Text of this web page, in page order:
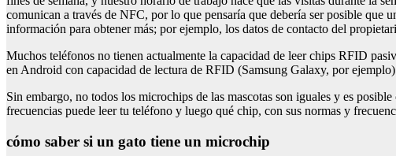
comunican a través de NFC, por lo que pensaría que debería ser posible que
información para obtener más; por ejemplo, los datos de contacto del
Muchos teléfonos no tienen actualmente la capacidad de leer chips RFID
en Android con capacidad de lectura de RFID (Samsung Galaxy, por
Sin embargo, no todos los microchips de las mascotas son iguales y es
frecuencias puede leer tu teléfono y luego qué chip, con sus normas y
cómo saber si un gato tiene un microchip